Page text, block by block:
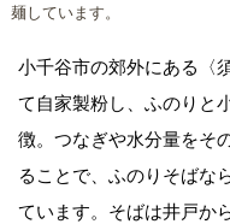
麺しています。
小千谷市の郊外にある〈
て自家製粉し、ふのりと
徴。つなぎや水分量をそ
ることで、ふのりそばな
ています。そばは井戸か